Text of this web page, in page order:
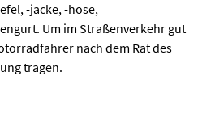
-jacke, -hose,
Um im Straßenverkehr gut
nach dem Rat des
tragen.